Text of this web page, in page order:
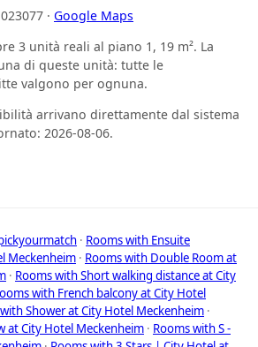
· Google Maps
3 unità reali al piano 1, 19 m². La
di queste unità: tutte le
valgono per ognuna.
arrivano direttamente dal sistema
2026-08-06.
· Rooms with Ensuite
Meckenheim · Rooms with Double Room at
· Rooms with Short walking distance at City
with French balcony at City Hotel
Shower at City Hotel Meckenheim ·
at City Hotel Meckenheim · Rooms with S -